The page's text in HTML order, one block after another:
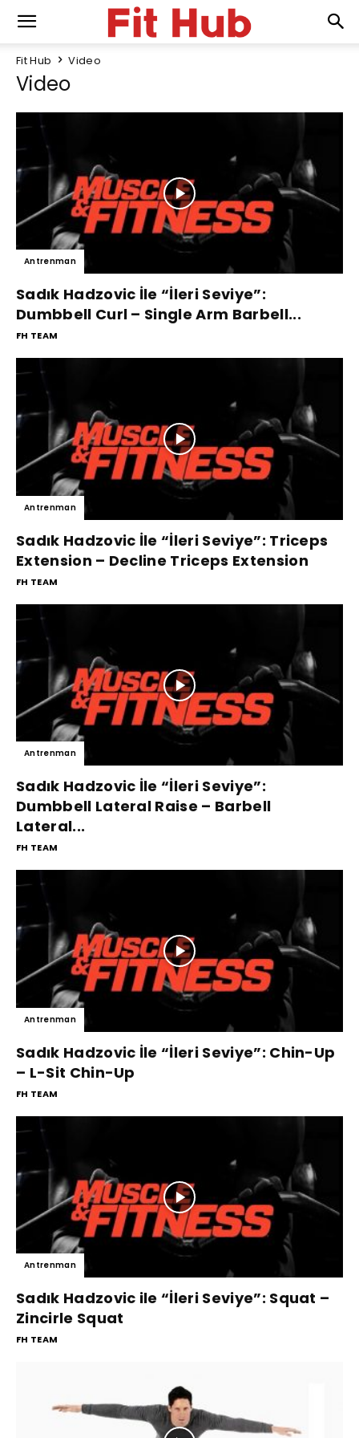
Fit Hub Video
Video
Antrenman
Sadık Hadzovic İle “İleri Seviye”:
Dumbbell Curl – Single Arm Barbell...
FH TEAM
Antrenman
Sadık Hadzovic İle “İleri Seviye”: Triceps
Extension – Decline Triceps Extension
FH TEAM
Antrenman
Sadık Hadzovic İle “İleri Seviye”:
Dumbbell Lateral Raise – Barbell
Lateral...
FH TEAM
Antrenman
Sadık Hadzovic İle “İleri Seviye”: Chin-Up
– L-Sit Chin-Up
FH TEAM
Antrenman
Sadık Hadzovic ile “İleri Seviye”: Squat –
Zincirle Squat
FH TEAM